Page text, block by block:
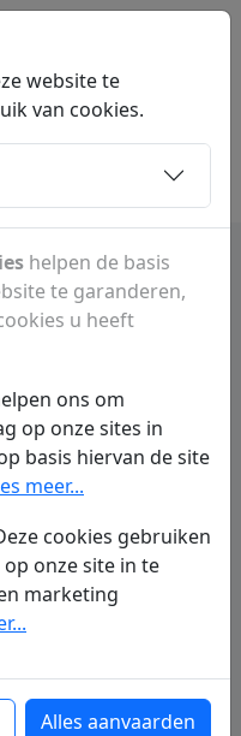
.NL
Contact
interessante
en handige links
website te
van cookies.
helpen de basis
te garanderen,
u heeft
ons om
op onze sites in
basis hiervan de site
meer...
cookies gebruiken
onze site in te
marketing
Alles aanvaarden